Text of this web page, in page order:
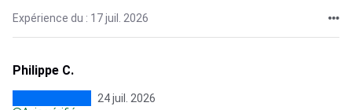
Expérience du : 17 juil. 2026
Philippe C.
24 juil. 2026